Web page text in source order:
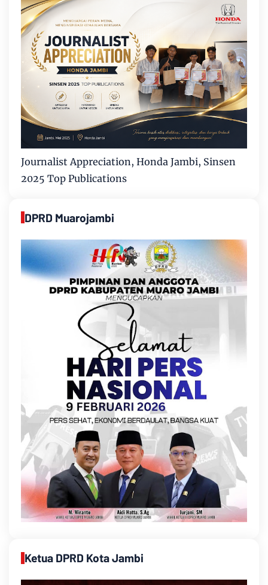
Journalist Appreciation, Honda Jambi, Sinsen
2025 Top Publications
DPRD Muarojambi
Ketua DPRD Kota Jambi